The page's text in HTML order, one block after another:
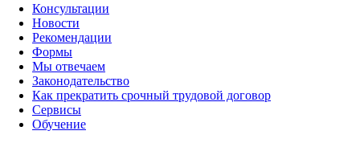
Консультации
Новости
Рекомендации
Формы
Мы отвечаем
Законодательство
Как прекратить срочный трудовой договор
Сервисы
Обучение